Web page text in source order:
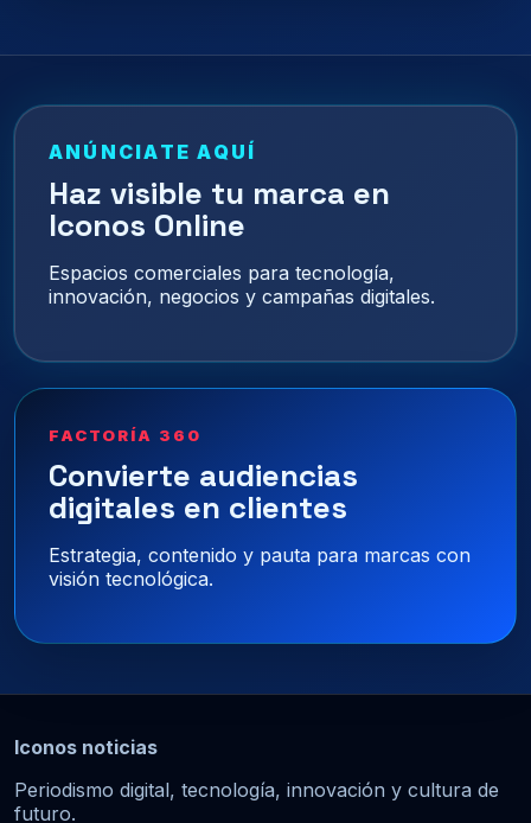
ANÚNCIATE AQUÍ
Haz visible tu marca en
Iconos Online
Espacios comerciales para tecnología,
innovación, negocios y campañas digitales.
FACTORÍA 360
Convierte audiencias
digitales en clientes
Estrategia, contenido y pauta para marcas con
visión tecnológica.
Iconos noticias
Periodismo digital, tecnología, innovación y cultura de
futuro.